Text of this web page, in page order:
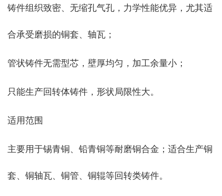
铸件组织致密、无缩孔气孔，力学性能优异，尤其适
合承受磨损的铜套、轴瓦；
管状铸件无需型芯，壁厚均匀，加工余量小；
只能生产回转体铸件，形状局限性大。
适用范围
主要用于锡青铜、铅青铜等耐磨铜合金；适合生产铜
套、铜轴瓦、铜管、铜辊等回转类铸件。